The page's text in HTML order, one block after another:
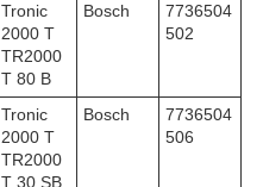
Tronic
2000 T
TR2000
T 80 B
Bosch
7736504
502
Tronic
2000 T
TR2000
T 30 SB
Bosch
7736504
506